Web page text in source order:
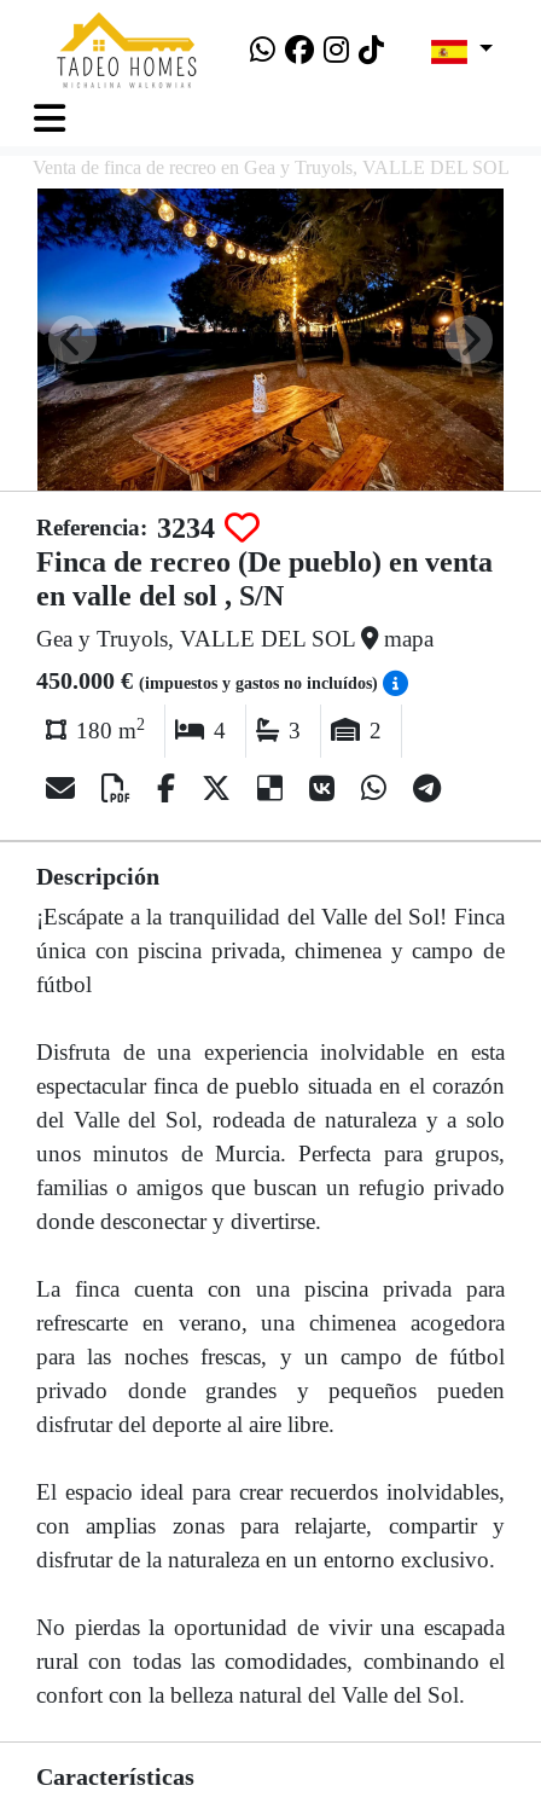
Venta de finca de recreo en Gea y Truyols, VALLE DEL SOL
Referencia: 3234
Finca de recreo (De pueblo) en venta
en valle del sol , S/N
Gea y Truyols, VALLE DEL SOL mapa
450.000 € (impuestos y gastos no incluídos)
180 m2 4 3 2
Descripción
¡Escápate a la tranquilidad del Valle del Sol! Finca
única con piscina privada, chimenea y campo de
fútbol
Disfruta de una experiencia inolvidable en esta
espectacular finca de pueblo situada en el corazón
del Valle del Sol, rodeada de naturaleza y a solo
unos minutos de Murcia. Perfecta para grupos,
familias o amigos que buscan un refugio privado
donde desconectar y divertirse.
La finca cuenta con una piscina privada para
refrescarte en verano, una chimenea acogedora
para las noches frescas, y un campo de fútbol
privado donde grandes y pequeños pueden
disfrutar del deporte al aire libre.
El espacio ideal para crear recuerdos inolvidables,
con amplias zonas para relajarte, compartir y
disfrutar de la naturaleza en un entorno exclusivo.
No pierdas la oportunidad de vivir una escapada
rural con todas las comodidades, combinando el
confort con la belleza natural del Valle del Sol.
Características